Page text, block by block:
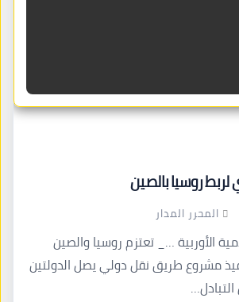
روسيا بالصين
المحرر المدار
الأوربية …_ تعتزم روسيا والصين
مشروع طريق نقل دولي يصل الدولتين